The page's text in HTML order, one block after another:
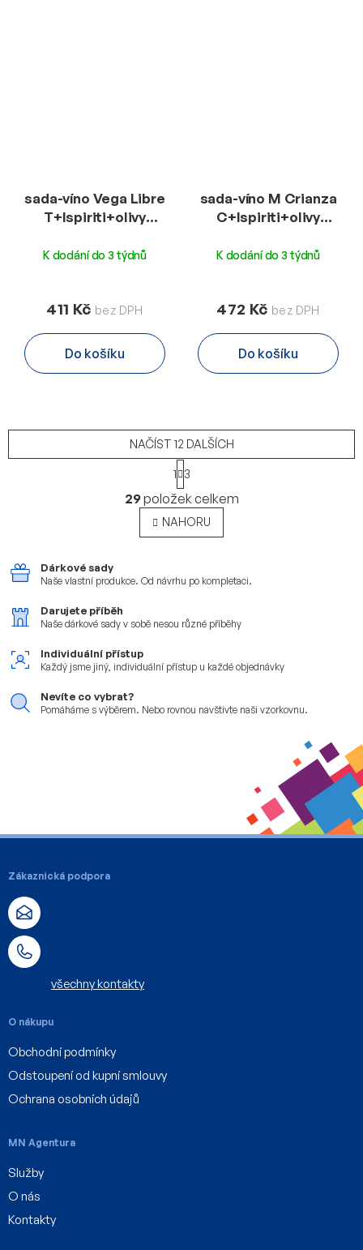
sada-víno Vega Libre
T+Ispiriti+olivy
K dodání do 3 týdnů
411 Kč
Do košíku
sada-víno M Crianza
C+Ispiriti+olivy
K dodání do 3 týdnů
472 Kč
Do košíku
O
v
l
á
c
r
k
y
ý
NAČÍST 12 DALŠÍCH
S
t
r
á
n
k
n
1 3
29položek celkem
NAHORU
Dárkové sady
Naše vlastní produkce. Od návrhu po kompletaci.
Darujete příběh
Naše dárkové sady v sobě nesou různé příběhy
Individuální přístup
Každý jsme jiný, individuální přístup u každé objednávky
Nevíte co vybrat?
Pomáháme s výběrem. Nebo rovnou navštivte naši vzorkovnu.
Zákaznická podpora
všechny kontakty
O nákupu
Obchodní podmínky
Odstoupení od kupní smlouvy
Ochrana osobních údajů
MN Agentura
Služby
O nás
Kontakty